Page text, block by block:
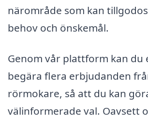
närområde som kan
behov och önskemål.
Genom vår plattform kan du
begära flera erbjudanden
rörmokare, så att du kan
välinformerade val. Oavsett